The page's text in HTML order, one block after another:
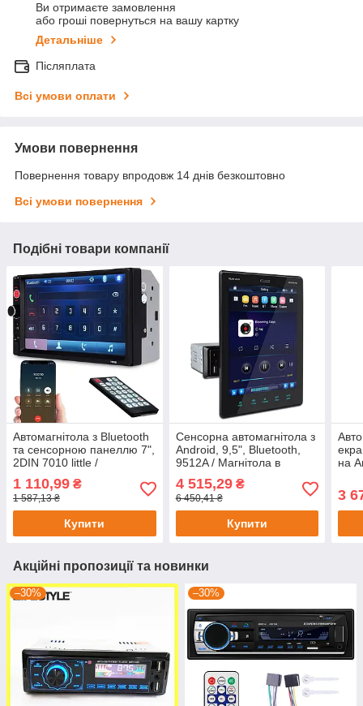
Ви отримаєте замовлення
або гроші повернуться на вашу картку
Детальніше
Післяплата
Всі умови оплати
Умови повернення
Повернення товару впродовж 14 днів безкоштовно
Всі умови повернення
Подібні товари компанії
Автомагнітола з Bluetooth
та сенсорною панеллю 7",
2DIN 7010 little /
машину
1 110,99 ₴
1 587,13 ₴
Купити
Сенсорна автомагнітола з
Android, 9,5", Bluetooth,
9512A / Магнітола в
магнітола
4 515,29₴
6 450,41 ₴
Купити
на
3
Акційні пропозиції та новинки
–30% –30%